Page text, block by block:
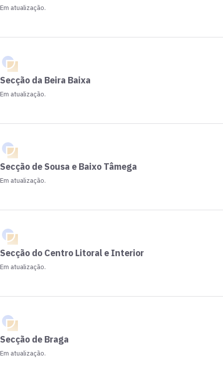
Em atualização.
Secção da Beira Baixa
Em atualização.
Secção de Sousa e Baixo Tâmega
Em atualização.
Secção do Centro Litoral e Interior
Em atualização.
Secção de Braga
Em atualização.